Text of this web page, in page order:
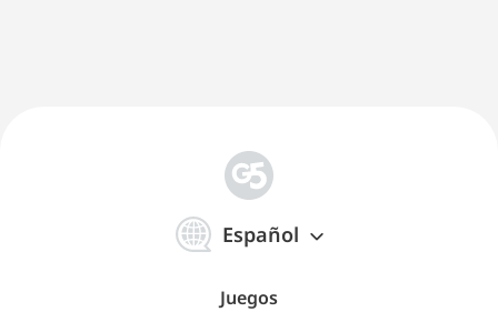
Español
体
中
Juegos